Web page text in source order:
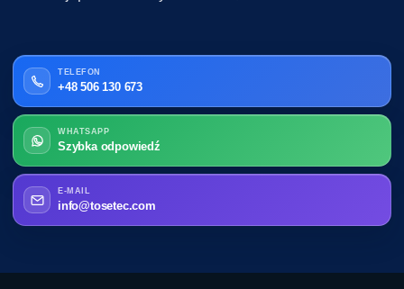
TELEFON
+48 506 130 673
WHATSAPP
Szybka odpowiedź
E-MAIL
info@tosetec.com